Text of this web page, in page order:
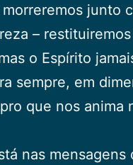
junto
–
o Espírito
sempre, em
que nos anima
nas